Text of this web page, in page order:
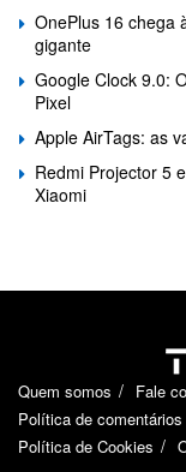
OnePlus 16 chega
gigante
Google Clock 9.0:
Pixel
Apple AirTags: as
Redmi Projector 5
Xiaomi
Quem somos Fale
Política de comentários
Política de Cookies